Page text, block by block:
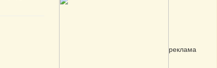
реклама